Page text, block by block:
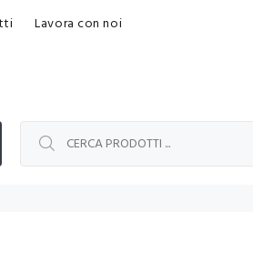
Lavora con noi